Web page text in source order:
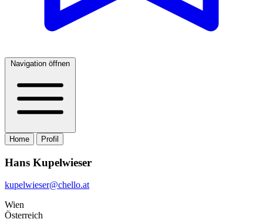
Navigation öffnen
Home Profil
Hans Kupelwieser
kupelwieser@chello.at
Wien
Österreich